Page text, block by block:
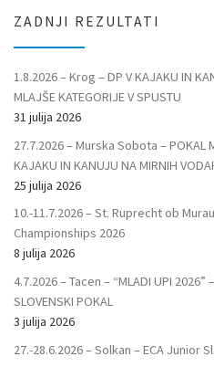
ZADNJI REZULTATI
1.8.2026 – Krog – DP V KAJAKU IN
MLAJŠE KATEGORIJE V SPUSTU
31 julija 2026
27.7.2026 – Murska Sobota – POKAL
KAJAKU IN KANUJU NA MIRNIH
25 julija 2026
10.-11.7.2026 – St. Ruprecht ob
Championships 2026
8 julija 2026
4.7.2026 – Tacen – “MLADI UPI 2026”
SLOVENSKI POKAL
3 julija 2026
27.-28.6.2026 – Solkan – ECA Junior